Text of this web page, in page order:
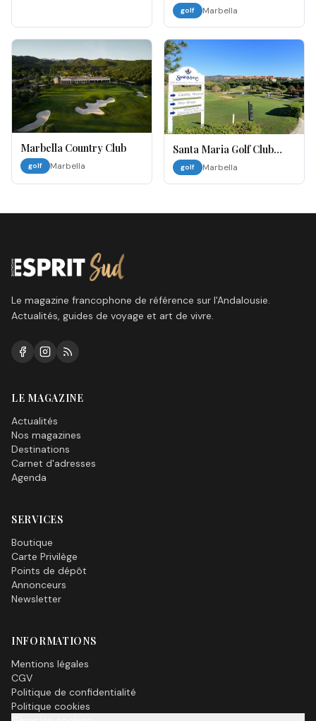
golf Marbella
Marbella Country Club
golf Marbella
Santa Maria Golf Club
Marbella
golf Marbella
Le magazine francophone de référence sur l'Andalousie.
Actualités, guides de voyage et art de vivre.
LE MAGAZINE
Actualités
Nos magazines
Destinations
Carnet d'adresses
Agenda
SERVICES
Boutique
Carte Privilège
Points de dépôt
Annonceurs
Newsletter
INFORMATIONS
Mentions légales
CGV
Politique de confidentialité
Politique cookies